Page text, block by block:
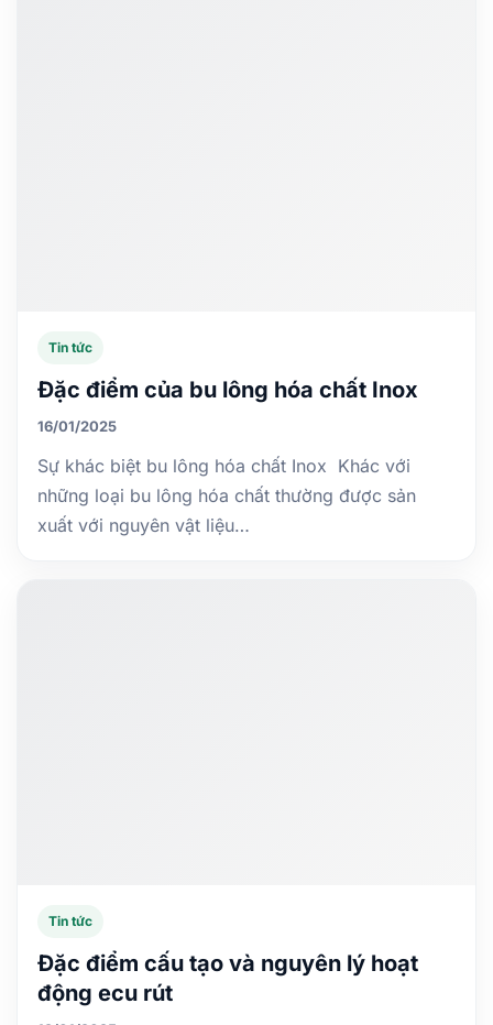
Tin tức
Đặc điểm của bu lông hóa chất Inox
16/01/2025
Sự khác biệt bu lông hóa chất Inox Khác với
những loại bu lông hóa chất thường được sản
xuất với nguyên vật liệu…
Tin tức
Đặc điểm cấu tạo và nguyên lý hoạt
động ecu rút